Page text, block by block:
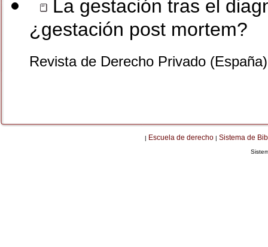
La gestación tras el
¿gestación post mortem?
Revista de Derecho Privado
| Escuela de derecho | Sistema de